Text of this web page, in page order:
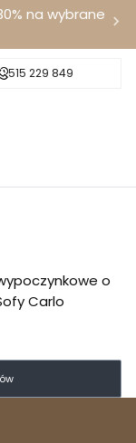
na wybrane
od 100 zł
515 229 849
o
Carlo